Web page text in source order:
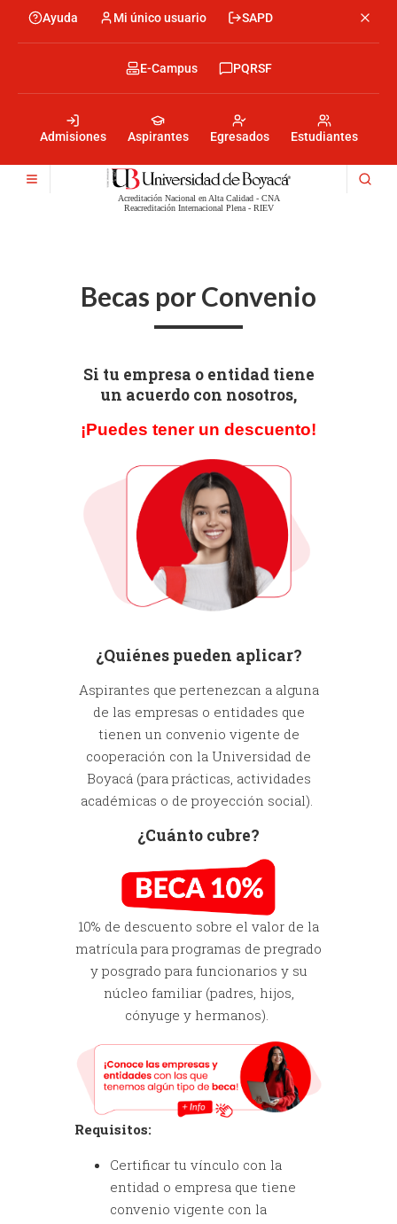
contenido
Menu
encabezado
Ayuda Mi único usuario SAPD
encabezado
Admisiones Aspirantes Egresados Estudiantes
Menu
encabezado
-
Derecha
E-Campus PQRSF
Menú
Acreditación Nacional en Alta Calidad - CNA
Reacreditación Internacional Plena - RIEV
Becas por Convenio
Si tu empresa o entidad tiene
un acuerdo con nosotros,
¡Puedes tener un descuento!
¿Quiénes pueden aplicar?
Aspirantes que pertenezcan a alguna
de las empresas o entidades que
tienen un convenio vigente de
cooperación con la Universidad de
Boyacá (para prácticas, actividades
académicas o de proyección social).
¿Cuánto cubre?
10% de descuento sobre el valor de la
matrícula para programas de pregrado
y posgrado para funcionarios y su
núcleo familiar (padres, hijos,
cónyuge y hermanos).
Requisitos:
Certificar tu vínculo con la
entidad o empresa que tiene
convenio vigente con la